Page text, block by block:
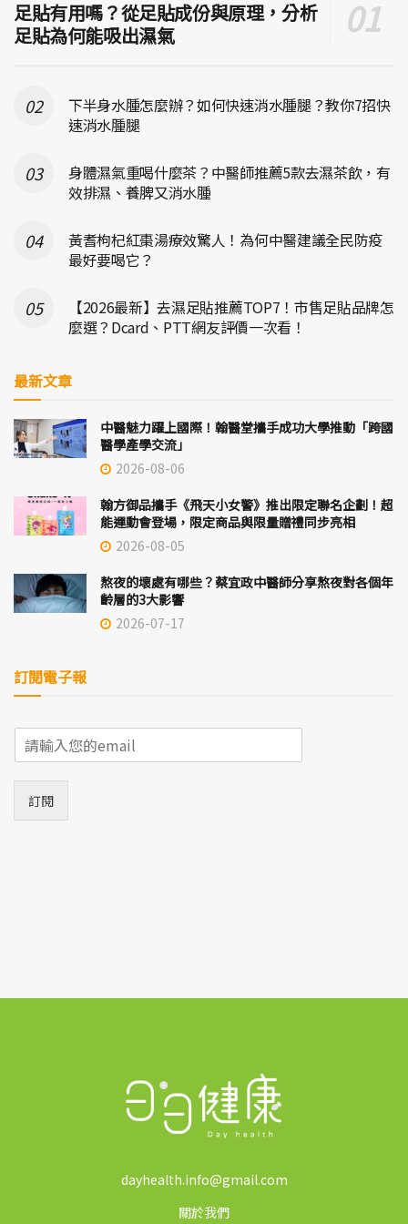
足貼有用嗎？從足貼成份與原理，分析
足貼為何能吸出濕氣
下半身水腫怎麼辦？如何快速消水腫腿？教你7招快
速消水腫腿
身體濕氣重喝什麼茶？中醫師推薦5款去濕茶飲，有
效排濕、養脾又消水腫
黃耆枸杞紅棗湯療效驚人！為何中醫建議全民防疫
最好要喝它？
【2026最新】去濕足貼推薦TOP7！市售足貼品牌怎
麼選？Dcard、PTT網友評價一次看！
最新文章
中醫魅力躍上國際！翰醫堂攜手成功大學推動「跨國
醫學產學交流」
2026-08-06
翰方御品攜手《飛天小女警》推出限定聯名企劃！超
能運動會登場，限定商品與限量贈禮同步亮相
2026-08-05
熬夜的壞處有哪些？蔡宜政中醫師分享熬夜對各個年
齡層的3大影響
2026-07-17
訂閱電子報
E
m
*
訂閱
dayhealth.info@gmail.com
關於我們